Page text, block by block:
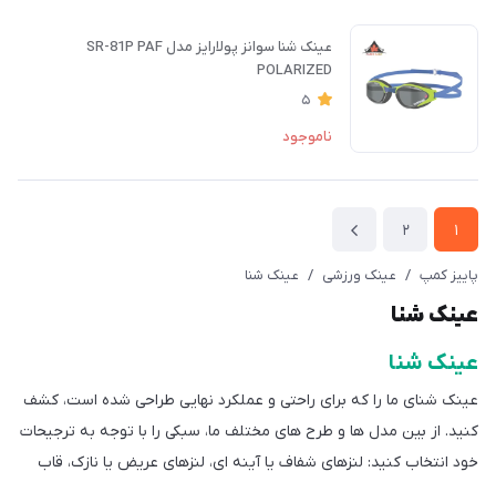
عینک شنا سوانز پولارایز مدل SR-81P PAF
POLARIZED
5
ناموجود
1
2
پاییز کمپ / عینک ورزشی / عینک شنا
عینک شنا
عینک شنا
عینک شنای ما را که برای راحتی و عملکرد نهایی طراحی شده است، کشف
کنید. از بین مدل ها و طرح های مختلف ما، سبکی را با توجه به ترجیحات
خود انتخاب کنید: لنزهای شفاف یا آینه ای، لنزهای عریض یا نازک، قاب